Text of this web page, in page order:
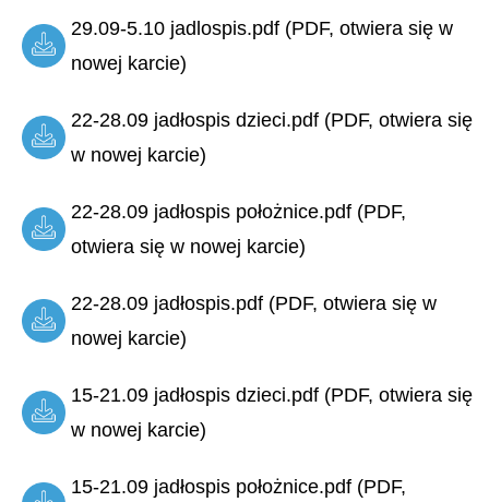
29.09-5.10 jadlospis.pdf (PDF, otwiera się w
nowej karcie)
22-28.09 jadłospis dzieci.pdf (PDF, otwiera się
w nowej karcie)
22-28.09 jadłospis położnice.pdf (PDF,
otwiera się w nowej karcie)
22-28.09 jadłospis.pdf (PDF, otwiera się w
nowej karcie)
15-21.09 jadłospis dzieci.pdf (PDF, otwiera się
w nowej karcie)
15-21.09 jadłospis położnice.pdf (PDF,